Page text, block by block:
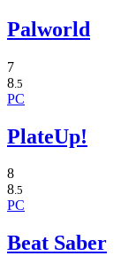
Palworld
7
8 .5
PC
PlateUp!
8
8.5
PC
Beat Saber